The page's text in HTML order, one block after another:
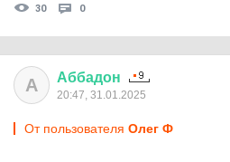
30 0
А Аббадон
20:47, 31.01.2025
От пользователя Олег Ф